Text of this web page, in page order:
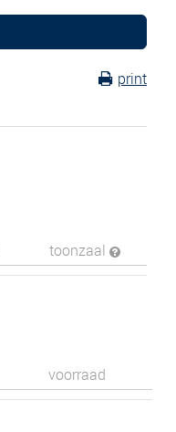
print
toonzaal
voorraad